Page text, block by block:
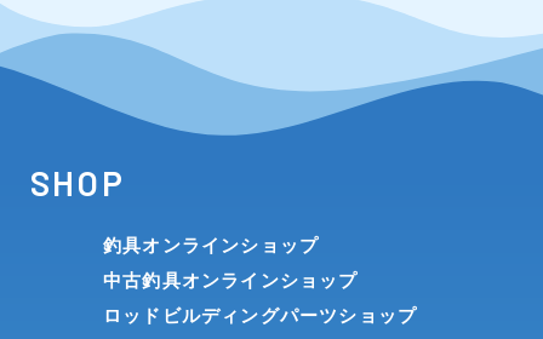
SHOP
釣具オンラインショップ
中古釣具オンラインショップ
ロッドビルディングパーツショップ